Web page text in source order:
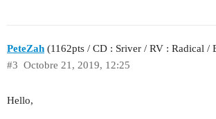
PeteZah (1162pts / CD : Sriver / RV : Radical /
Octobre 21, 2019, 12:25
#3
Hello,